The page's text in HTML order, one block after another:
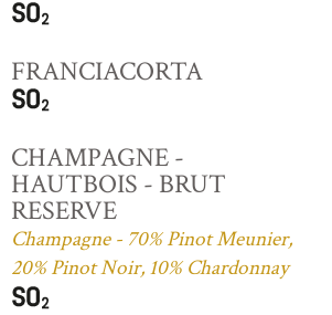
FRANCIACORTA
CHAMPAGNE -
HAUTBOIS - BRUT
RESERVE
Champagne - 70% Pinot Meunier,
20% Pinot Noir, 10% Chardonnay